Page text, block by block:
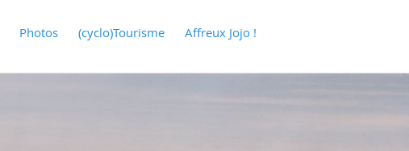
Photos (cyclo)Tourisme Affreux Jojo !